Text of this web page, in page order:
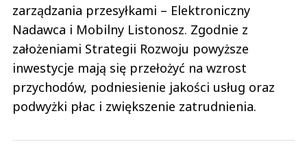
zarządzania przesyłkami – Elektroniczny
Nadawca i Mobilny Listonosz. Zgodnie z
założeniami Strategii Rozwoju powyższe
inwestycje mają się przełożyć na wzrost
przychodów, podniesienie jakości usług oraz
podwyżki płac i zwiększenie zatrudnienia.